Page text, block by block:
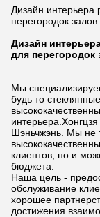
Дизайн интерьера
перегородок
Дизайн
для
Мы
будь то
Шэньчжэнь. Мы не
клиентов, но и
бюджета.
Наша цель -
обслуживание
хорошее
достижения